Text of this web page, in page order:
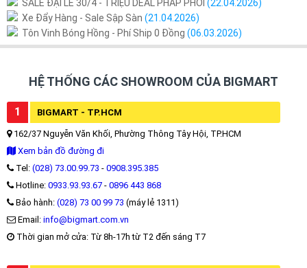
SALE ĐẠI LỄ 30/4 - TRIỆU DEAL PHẤP PHỚI (22.04.2026)
Xe Đẩy Hàng - Sale Sập Sàn (21.04.2026)
Tôn Vinh Bóng Hồng - Phí Ship 0 Đồng (06.03.2026)
HỆ THỐNG CÁC SHOWROOM CỦA BIGMART
1 BIGMART - TP.HCM
162/37 Nguyễn Văn Khối, Phường Thông Tây Hội, TP.HCM
Xem bản đồ đường đi
Tel: (028) 73.00.99.73 - 0908.395.385
Hotline: 0933.93.93.67 - 0896 443 868
Bảo hành: (028) 73 00 99 73 (máy lẻ 1311)
Email: info@bigmart.com.vn
Thời gian mở cửa: Từ 8h-17h từ T2 đến sáng T7